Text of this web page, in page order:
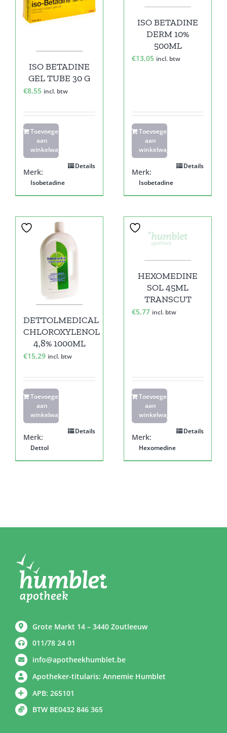
ISO BETADINE
GEL TUBE 30 G
€8,55 incl. btw
Toevoegen
aan
winkelwagen
Details
Merk:
Isobetadine
ISO BETADINE
DERM 10%
500ML
€13,05 incl. btw
Toevoegen
aan
winkelwagen
Details
Merk:
Isobetadine
DETTOLMEDICAL
CHLOROXYLENOL
4,8% 1000ML
€15,29 incl. btw
Toevoegen
aan
winkelwagen
Details
Merk:
Dettol
HEXOMEDINE
SOL 45ML
TRANSCUT
€5,77 incl. btw
Toevoegen
aan
winkelwagen
Details
Merk:
Hexomedine
Grote Markt 14 – 3440 Zoutleeuw
011/78 24 01
info@apotheekhumblet.be
Apotheker-titularis: Annemie Humblet
APB: 265101
BTW BE0432 846 365